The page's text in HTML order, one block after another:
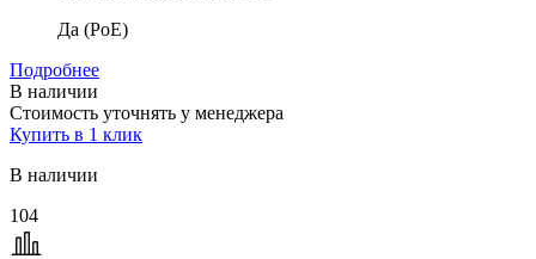
Да (PoE)
Подробнее
В наличии
Стоимость уточнять у менеджера
Купить в 1 клик
В наличии
104